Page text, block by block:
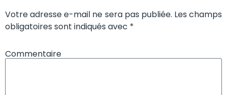
Votre adresse e-mail ne sera pas publiée. Les champs
obligatoires sont indiqués avec *
Commentaire